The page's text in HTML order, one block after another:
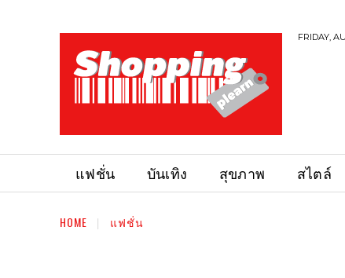
FRIDAY,
แฟชั่น บันเทิง สุขภาพ สไตล์
HOME แฟชั่น